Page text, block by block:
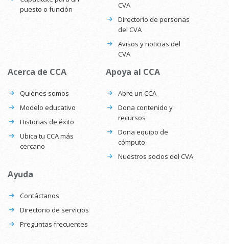
puesto o función
CVA
Directorio de personas
del CVA
Avisos y noticias del
CVA
Acerca de CCA
Quiénes somos
Modelo educativo
Historias de éxito
Ubica tu CCA más
cercano
Apoya al CCA
Abre un CCA
Dona contenido y
recursos
Dona equipo de
cómputo
Nuestros socios del CVA
Ayuda
Contáctanos
Directorio de servicios
Preguntas frecuentes